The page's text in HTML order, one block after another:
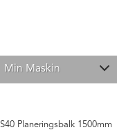
Min Maskin
S40 Planeringsbalk 1500mm